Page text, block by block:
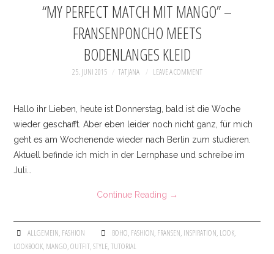
“MY PERFECT MATCH MIT MANGO” –
FRANSENPONCHO MEETS
BODENLANGES KLEID
25. JUNI 2015 TATJANA LEAVE A COMMENT
Hallo ihr Lieben, heute ist Donnerstag, bald ist die Woche
wieder geschafft. Aber eben leider noch nicht ganz, für mich
geht es am Wochenende wieder nach Berlin zum studieren.
Aktuell befinde ich mich in der Lernphase und schreibe im
Juli…
Continue Reading →
ALLGEMEIN, FASHION BOHO, FASHION, FRANSEN, INSPIRATION, LOOK,
LOOKBOOK, MANGO,OUTFIT,STYLE,TUTORIAL